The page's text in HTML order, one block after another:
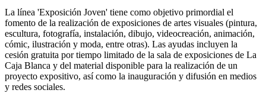
La línea 'Exposición Joven' tiene como objetivo primordial el
fomento de la realización de exposiciones de artes visuales (pintura,
escultura, fotografía, instalación, dibujo, videocreación, animación,
cómic, ilustración y moda, entre otras). Las ayudas incluyen la
cesión gratuita por tiempo limitado de la sala de exposiciones de La
Caja Blanca y del material disponible para la realización de un
proyecto expositivo, así como la inauguración y difusión en medios
y redes sociales.